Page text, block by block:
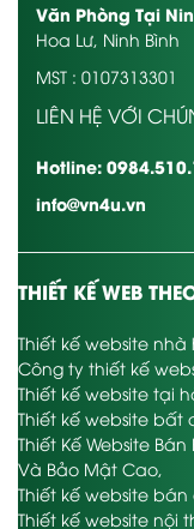
Văn Phòng Tại
Hoa Lư, Ninh Bình
MST : 0107313301
LIÊN HỆ VỚI
Hotline:
info@vn4u.vn
THIẾT KẾ WEB
Thiết kế website
Công ty thiết kế
Thiết kế website tại
Thiết kế website bất
Thiết Kế Website
Và Bảo Mật Cao,
Thiết kế website
Thiết kế website nội